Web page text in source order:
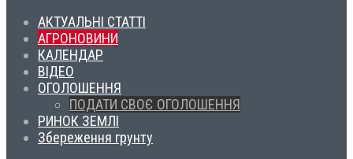
АКТУАЛЬНІ СТАТТІ
АГРОНОВИНИ
КАЛЕНДАР
ВІДЕО
ОГОЛОШЕННЯ
ПОДАТИ СВОЄ ОГОЛОШЕННЯ
РИНОК ЗЕМЛІ
Збереження грунту